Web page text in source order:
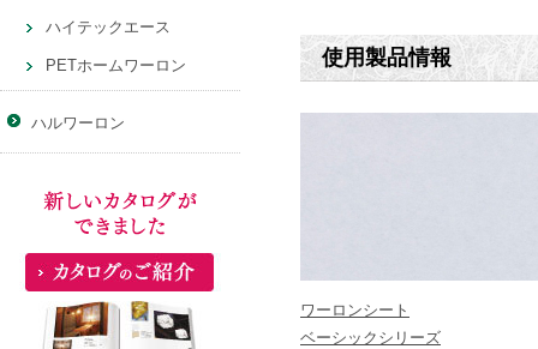
使用製品情報
ワーロンシート
ベーシックシリーズ
ハイテックエース
PETホームワーロン
ハルワーロン